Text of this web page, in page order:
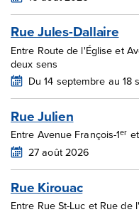
Rue Jules-Dallaire
Entre Route de l'Église et
deux sens
Du 14 septembre au 18
Rue Julien
Entre Avenue François-1er
27 août 2026
Rue Kirouac
Entre Rue St-Luc et Rue de